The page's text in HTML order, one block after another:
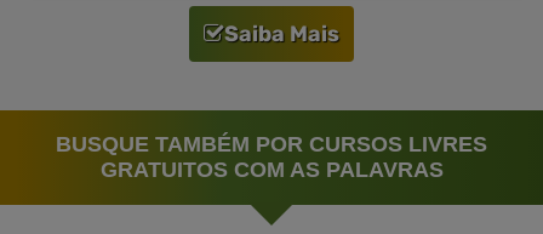
Saiba Mais
BUSQUE TAMBÉM POR CURSOS LIVRES
GRATUITOS COM AS PALAVRAS